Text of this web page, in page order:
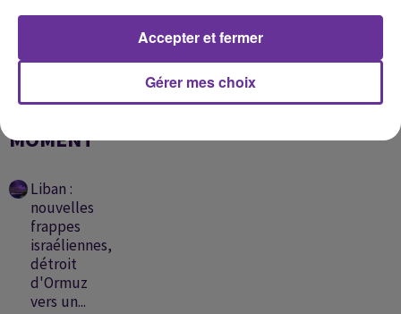
A
MOMENT
Liban :
nouvelles
frappes
israéliennes,
détroit
d'Ormuz
vers un...
Gérer mes choix
Accepter et fermer